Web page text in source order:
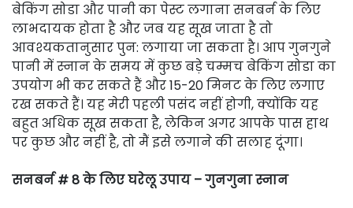
बेकिंग सोडा और पानी का पेस्ट लगाना सनबर्न के लिए
लाभदायक होता है और जब यह सूख जाता है तो
आवश्यकतानुसार पुन: लगाया जा सकता है। आप गुनगुने
पानी में स्नान के समय में कुछ बड़े चम्मच बेकिंग सोडा का
उपयोग भी कर सकते हैं और 15-20 मिनट के लिए लगाए
रख सकते हैं। यह मेरी पहली पसंद नहीं होगी, क्योंकि यह
बहुत अधिक सूख सकता है, लेकिन अगर आपके पास हाथ
पर कुछ और नहीं है, तो मैं इसे लगाने की सलाह दूंगा।
सनबर्न # 8 के लिए घरेलू उपाय – गुनगुना स्नान